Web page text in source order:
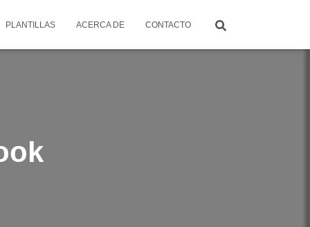
PLANTILLAS ACERCA DE CONTACTO